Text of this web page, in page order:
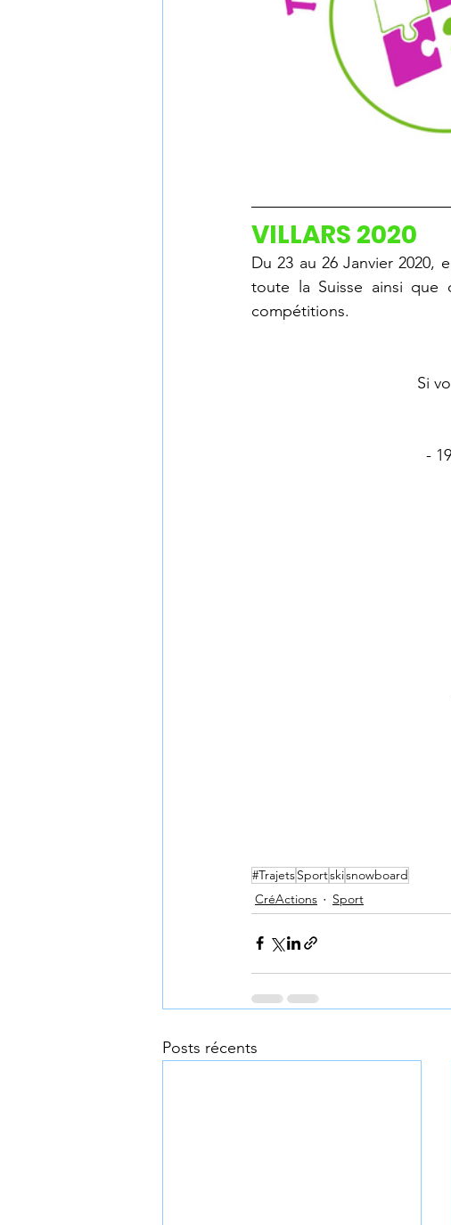
VILLARS 2020
Du 23 au 26 Janvier 2020,
toute la Suisse ainsi que
compétitions.
Si
-
#TrajetsSportskisnowboard
CréActions
Sport
Posts récents